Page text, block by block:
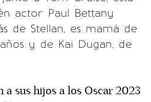
actor Paul Bettany
de Stellan, es mamá de
y de Kai Dugan, de